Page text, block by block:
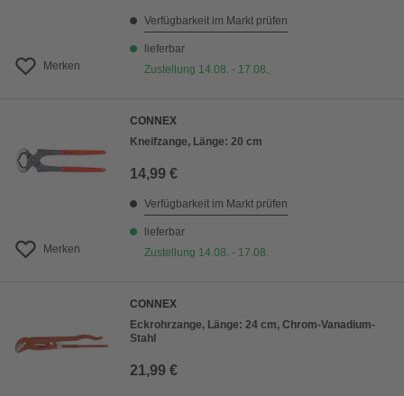
Merken
Verfügbarkeit im Markt prüfen
lieferbar
Zustellung 14.08. - 17.08.
Merken
CONNEX
Kneifzange, Länge: 20 cm
14,99 €
Verfügbarkeit im Markt prüfen
lieferbar
Zustellung 14.08. - 17.08.
CONNEX
Eckrohrzange, Länge: 24 cm, Chrom-Vanadium-
Stahl
21,99 €